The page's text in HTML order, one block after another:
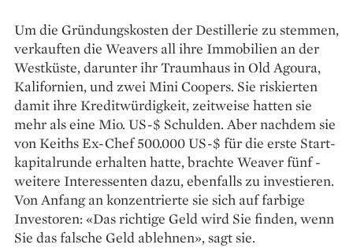
Um die Gründungskosten der Destillerie zu stemmen,
verkauften die Weavers all ihre Immobilien an der
Westküste, darunter ihr Traumhaus in Old Agoura,
Kalifornien, und zwei Mini Coopers. Sie riskierten
damit ihre Kreditwürdig­keit, zeitweise hatten sie
mehr als eine Mio. US-$ Schulden. Aber nachdem sie
von Keiths Ex-Chef 500.000 US-$ für die erste Start­
kapitalrunde ­erhalten hatte, brachte Weaver fünf ­
weitere ­Interessenten dazu, ebenfalls zu inves­tieren.
Von Anfang an konzentrierte sie sich auf farbige
Investoren: «Das richtige Geld wird Sie finden, wenn
Sie das falsche Geld ablehnen», sagt sie.